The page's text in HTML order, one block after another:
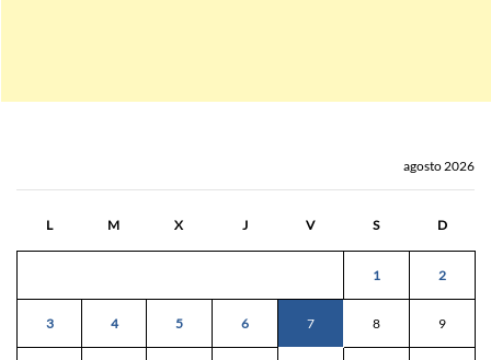
agosto 2026
L M X J V S D
1 2
3 4 5 6 7 8 9